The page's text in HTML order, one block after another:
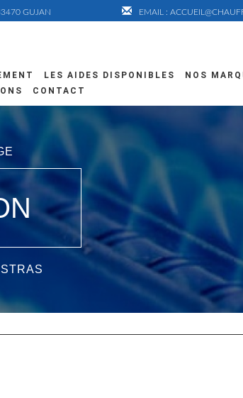
GUJAN
EMAIL :
LES AIDES DISPONIBLES
NOS
CONTACT